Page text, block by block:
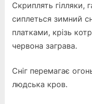
Скриплять гілляки,
сиплеться зимний
платками, крізь
червона заграва.
Сніг перемагає
людська кров.